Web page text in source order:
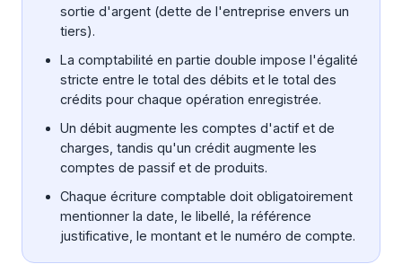
sortie d'argent (dette de l'entreprise envers un
tiers).
La comptabilité en partie double impose l'égalité
stricte entre le total des débits et le total des
crédits pour chaque opération enregistrée.
Un débit augmente les comptes d'actif et de
charges, tandis qu'un crédit augmente les
comptes de passif et de produits.
Chaque écriture comptable doit obligatoirement
mentionner la date, le libellé, la référence
justificative, le montant et le numéro de compte.